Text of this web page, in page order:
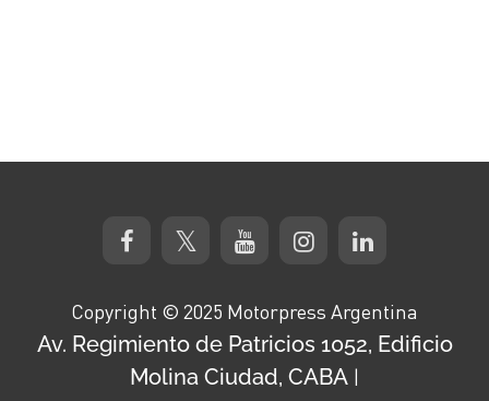
Copyright © 2025 Motorpress Argentina
Av. Regimiento de Patricios 1052, Edificio
Molina Ciudad, CABA |